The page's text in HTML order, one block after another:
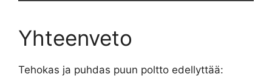
Yhteenveto
Tehokas ja puhdas puun poltto edellyttää: